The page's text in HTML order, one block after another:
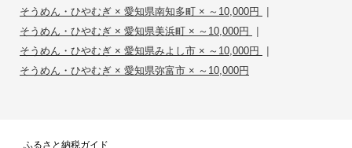
そうめん・ひやむぎ × 愛知県南知多町 × ～10,000円 |
そうめん・ひやむぎ × 愛知県美浜町 × ～10,000円 |
そうめん・ひやむぎ × 愛知県みよし市 × ～10,000円 |
そうめん・ひやむぎ × 愛知県弥富市 × ～10,000円
ふるさと納税ガイド